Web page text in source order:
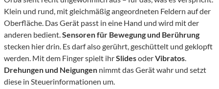
Klein und rund, mit gleichmäßig angeordneten Feldern auf der
Oberfläche. Das Gerät passt in eine Hand und wird mit der
anderen bedient.Sensoren für Bewegung und Berührung
stecken hier drin. Es darf also gerührt, geschüttelt und geklopft
werden. Mit dem Finger spielt ihrSlidesoderVibratos.
Drehungen und Neigungen nimmt das Gerät wahr und setzt
diese in Steuerinformationen um.